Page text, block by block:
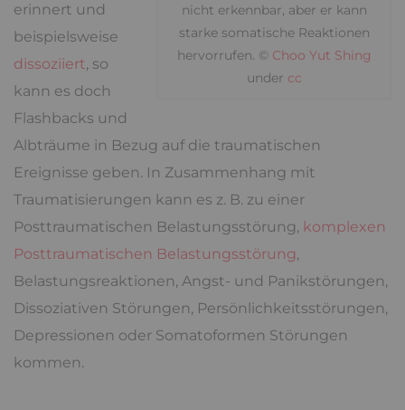
nicht erkennbar, aber er kann
starke somatische Reaktionen
hervorrufen. © Choo Yut Shing
under cc
erinnert und
beispielsweise
dissoziiert, so
kann es doch
Flashbacks und
Albträume in Bezug auf die traumatischen
Ereignisse geben. In Zusammenhang mit
Traumatisierungen kann es z. B. zu einer
Posttraumatischen Belastungsstörung, komplexen
Posttraumatischen Belastungsstörung,
Belastungsreaktionen, Angst- und Panikstörungen,
Dissoziativen Störungen, Persönlichkeitsstörungen,
Depressionen oder Somatoformen Störungen
kommen.